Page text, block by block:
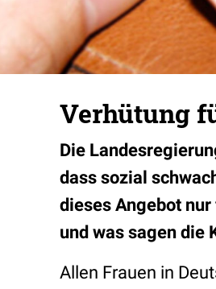
Verhütung
Die
dass sozial
dieses Angebot
und was sagen die
Allen Frauen in